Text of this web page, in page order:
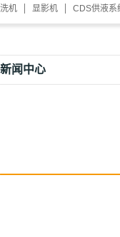
机 显影机 CDS供液系
新闻中心